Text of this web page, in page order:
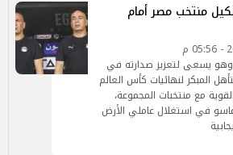
منتخب مصر أمام
وهو يسعى لتعزيز صدارته في
المبكر لنهائيات كأس العالم
مع منتخبات المجموعة،
فاسو في استغلال عاملي الأرض